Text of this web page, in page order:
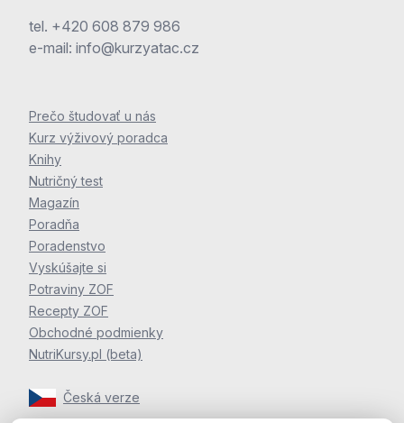
tel. +420 608 879 986
e-mail: info@kurzyatac.cz
Prečo študovať u nás
Kurz výživový poradca
Knihy
Nutričný test
Magazín
Poradňa
Poradenstvo
Vyskúšajte si
Potraviny ZOF
Recepty ZOF
Obchodné podmienky
NutriKursy.pl (beta)
Česká verze